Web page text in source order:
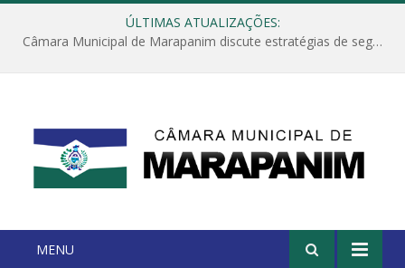
ÚLTIMAS ATUALIZAÇÕES:
Câmara Municipal de Marapanim discute estratégias de segurança com autoridades e poder executivo
MENU